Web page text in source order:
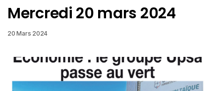
Mercredi 20 mars 2024
20 Mars 2024